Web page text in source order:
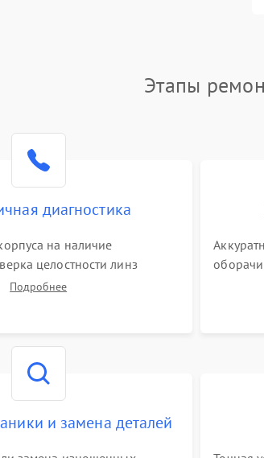
Этапы
диагностика
на наличие
целостности линз
Тестирование работы
Подробнее
и замена деталей